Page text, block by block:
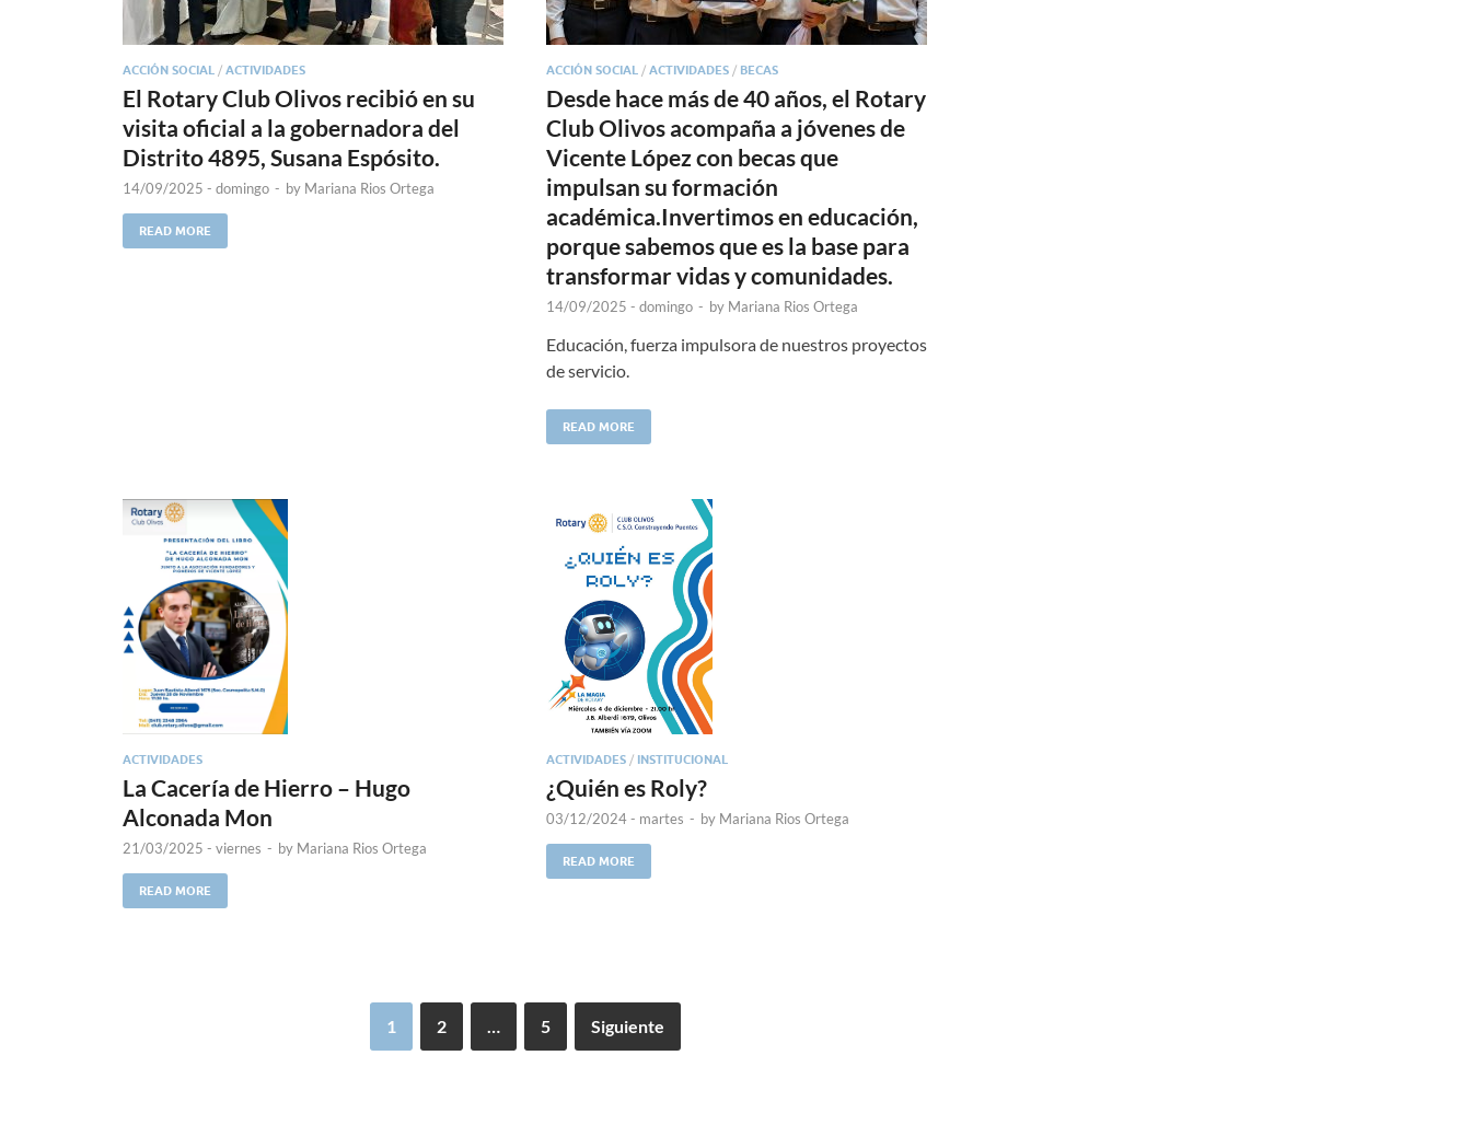
ACCIÓN SOCIAL / ACTIVIDADES
El Rotary Club Olivos recibió en su
visita oficial a la gobernadora del
Distrito 4895, Susana Espósito.
14/09/2025 - domingo - by Mariana Rios Ortega
READ MORE
ACCIÓN SOCIAL / ACTIVIDADES / BECAS
Desde hace más de 40 años, el Rotary
Club Olivos acompaña a jóvenes de
Vicente López con becas que
impulsan su formación
académica.Invertimos en educación,
porque sabemos que es la base para
transformar vidas y comunidades.
14/09/2025 - domingo - by Mariana Rios Ortega
Educación, fuerza impulsora de nuestros proyectos
de servicio.
READ MORE
ACTIVIDADES
La Cacería de Hierro – Hugo
Alconada Mon
21/03/2025 - viernes - by Mariana Rios Ortega
READ MORE
ACTIVIDADES / INSTITUCIONAL
¿Quién es Roly?
03/12/2024 - martes - by Mariana Rios Ortega
READ MORE
1 2 … 5 Siguiente